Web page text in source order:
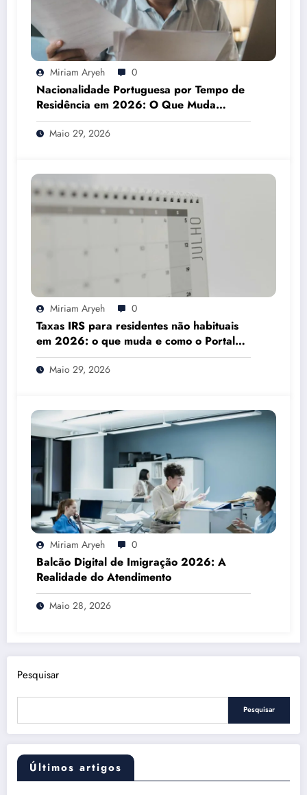
Miriam Aryeh 0
Nacionalidade Portuguesa por Tempo de
Residência em 2026: O Que Muda
Mesmo
Maio 29, 2026
Miriam Aryeh 0
Taxas IRS para residentes não habituais
em 2026: o que muda e como o Portal
das Finanças pode ajudar
Maio 29, 2026
Miriam Aryeh 0
Balcão Digital de Imigração 2026: A
Realidade do Atendimento
Maio 28, 2026
Pesquisar
Pesquisar
Últimos artigos